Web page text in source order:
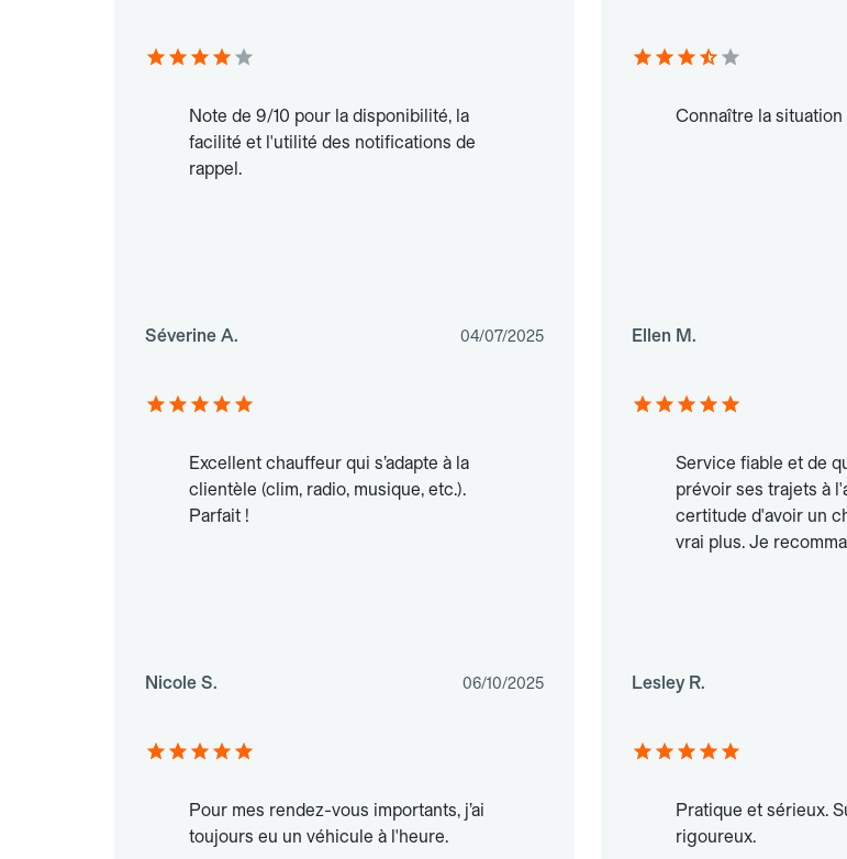
Note de 9/10 pour la disponibilité, la
facilité et l'utilité des notifications de
rappel.
Séverine A. 04/07/2025
Connaître la situation
Ellen M.
Excellent chauffeur qui s’adapte à la
clientèle (clim, radio, musique, etc.).
Parfait !
Nicole S. 06/10/2025
Service fiable et de
prévoir ses trajets à
certitude d'avoir un
vrai plus. Je
Lesley R.
Pour mes rendez-vous importants, j’ai
toujours eu un véhicule à l'heure.
Pratique et sérieux.
rigoureux.